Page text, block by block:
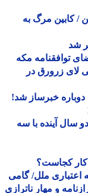
مرگ به
مکه
زرورق در
خبرساز شد!
آینده با سه
کجاست؟
ملل/ گامی
و مهار ناترازی